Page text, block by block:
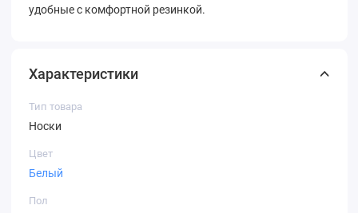
удобные с комфортной резинкой.
Характеристики
Тип товара
Носки
Цвет
Белый
Пол